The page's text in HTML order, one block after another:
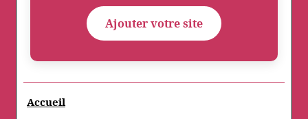
Ajouter votre site
Accueil